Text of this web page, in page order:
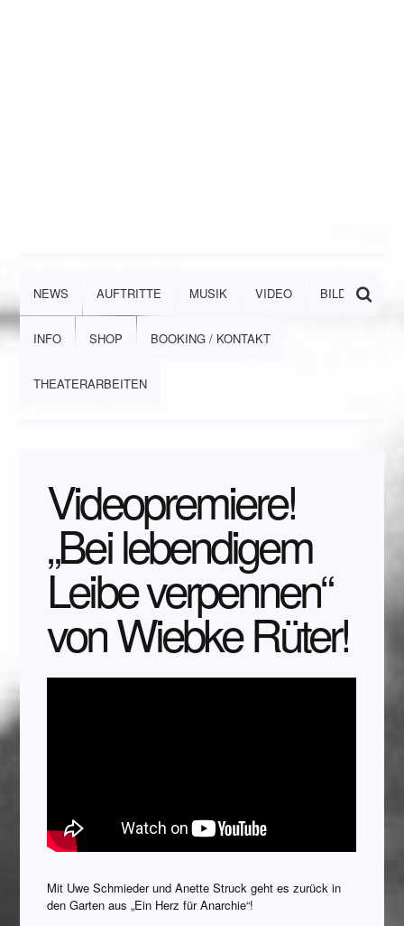
NEWS AUFTRITTE MUSIK VIDEO BILDER
INFO SHOP BOOKING / KONTAKT
THEATERARBEITEN
Videopremiere!
„Bei lebendigem
Leibe verpennen“
von Wiebke Rüter!
Mit Uwe Schmieder und Anette Struck geht es zurück in
den Garten aus „Ein Herz für Anarchie“!